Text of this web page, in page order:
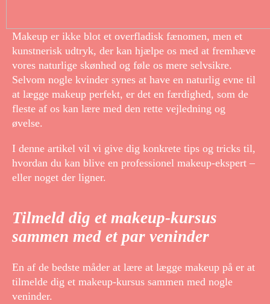
Makeup er ikke blot et overfladisk fænomen, men et
kunstnerisk udtryk, der kan hjælpe os med at fremhæve
vores naturlige skønhed og føle os mere selvsikre.
Selvom nogle kvinder synes at have en naturlig evne til
at lægge makeup perfekt, er det en færdighed, som de
fleste af os kan lære med den rette vejledning og
øvelse.
I denne artikel vil vi give dig konkrete tips og tricks til,
hvordan du kan blive en professionel makeup-ekspert –
eller noget der ligner.
Tilmeld dig et makeup-kursus
sammen med et par veninder
En af de bedste måder at lære at lægge makeup på er at
tilmelde dig et makeup-kursus sammen med nogle
veninder.